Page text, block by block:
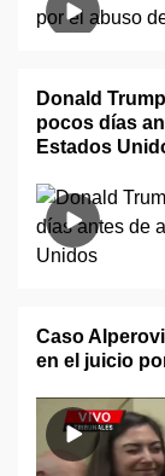
Donald
pocos días
Estados
Caso
en el juicio